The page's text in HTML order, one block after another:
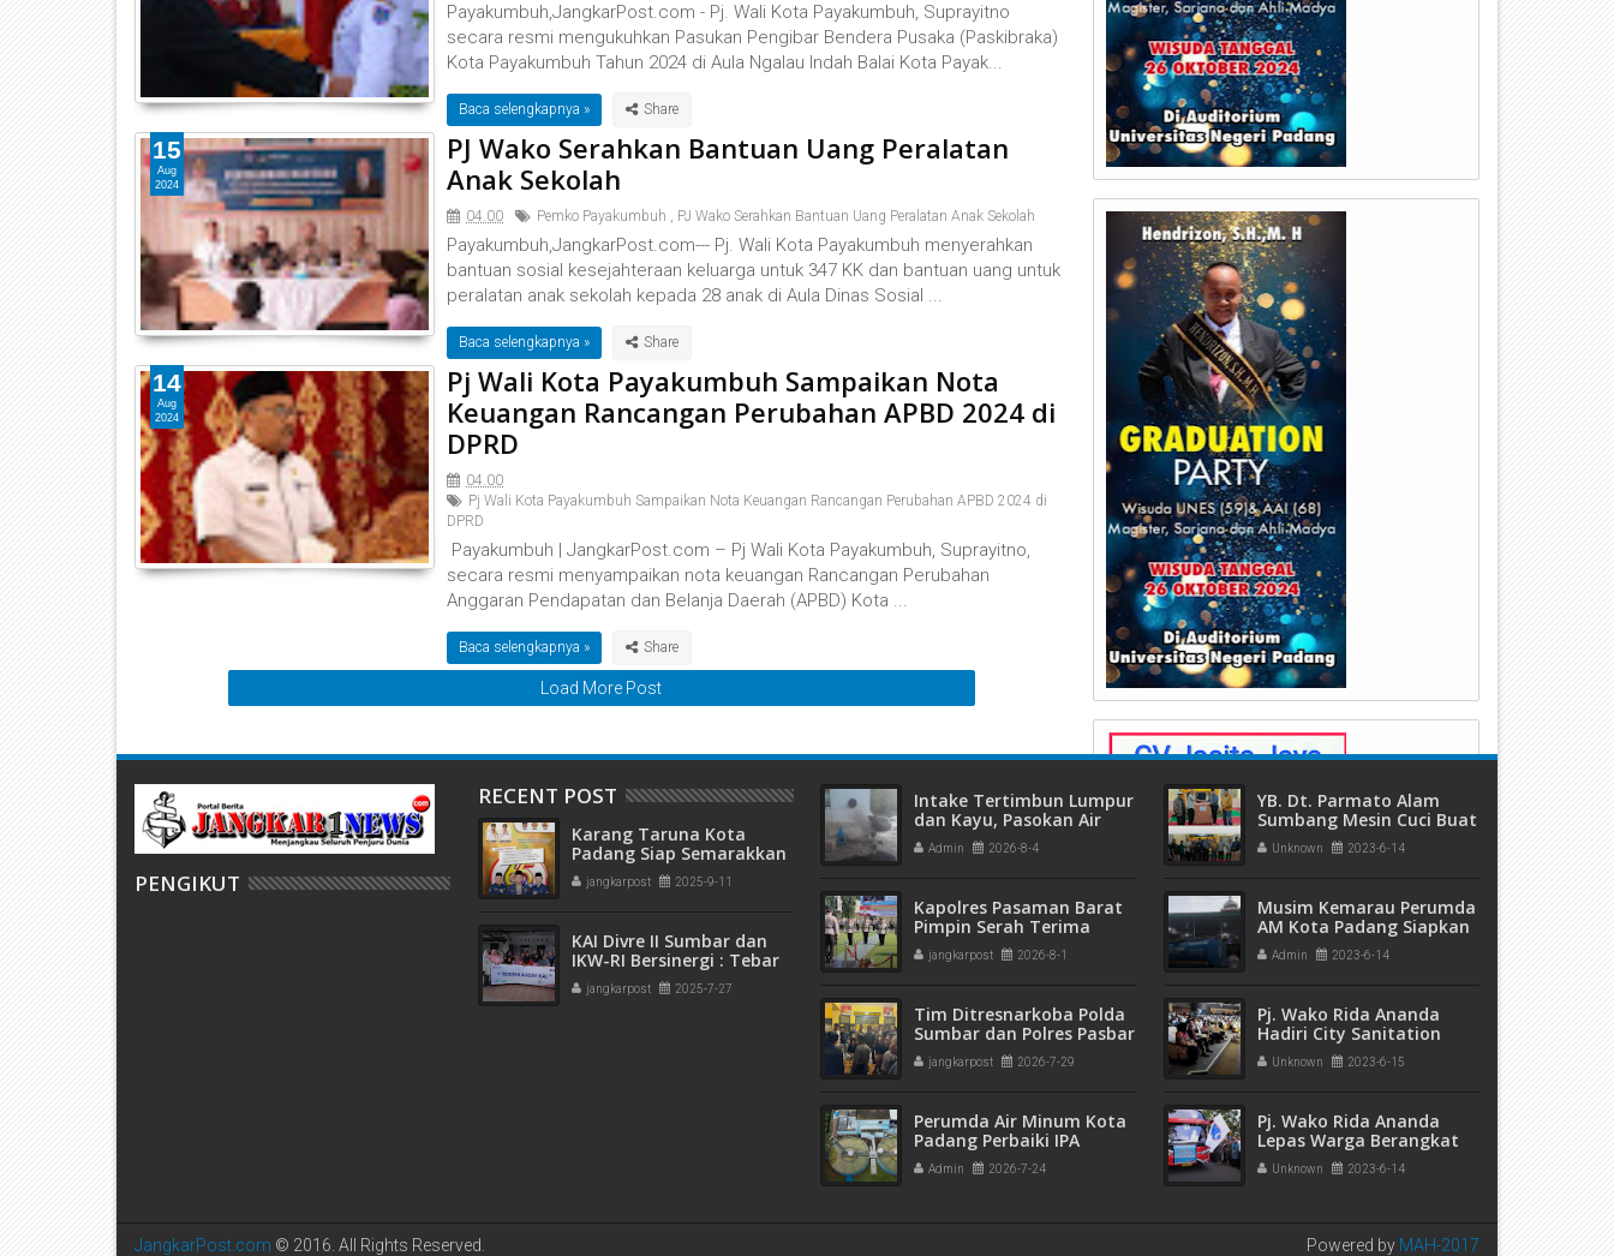
Payakumbuh,JangkarPost.com - Pj. Wali Kota Payakumbuh, Suprayitno
secara resmi mengukuhkan Pasukan Pengibar Bendera Pusaka (Paskibraka)
Kota Payakumbuh Tahun 2024 di Aula Ngalau Indah Balai Kota Payak...
Baca selengkapnya »
PJ Wako Serahkan Bantuan Uang Peralatan
Anak Sekolah
04.00 Pemko Payakumbuh , PJ Wako Serahkan Bantuan Uang Peralatan Anak Sekolah
Payakumbuh,JangkarPost.com--- Pj. Wali Kota Payakumbuh menyerahkan
bantuan sosial kesejahteraan keluarga untuk 347 KK dan bantuan uang untuk
peralatan anak sekolah kepada 28 anak di Aula Dinas Sosial ...
Baca selengkapnya »
15
Aug
2024
Pj Wali Kota Payakumbuh Sampaikan Nota
Keuangan Rancangan Perubahan APBD 2024 di
DPRD
04.00
Pj Wali Kota Payakumbuh Sampaikan Nota Keuangan Rancangan Perubahan APBD 2024 di
DPRD
Payakumbuh | JangkarPost.com – Pj Wali Kota Payakumbuh, Suprayitno,
secara resmi menyampaikan nota keuangan Rancangan Perubahan
Anggaran Pendapatan dan Belanja Daerah (APBD) Kota ...
Baca selengkapnya »
14
Aug
2024
Load More Post
PENGIKUT
RECENT POST
Karang Taruna Kota
Padang Siap Semarakkan
HUT ke-65 : Dari
Lapangan Hijau hingga
jangkarpost 2025-9-11
KAI Divre II Sumbar dan
IKW-RI Bersinergi : Tebar
Kepedulian Sosial Untuk
Panti Asuhan
jangkarpost 2025-7-27
Intake Tertimbun Lumpur
dan Kayu, Pasokan Air
Bersih di Kota Padang
Terganggu
Admin 2026-8-4
Kapolres Pasaman Barat
Pimpin Serah Terima
Jabatan PJU Polres dan
Kapolsek Sungai Beremas
jangkarpost 2026-8-1
Tim Ditresnarkoba Polda
Sumbar dan Polres Pasbar
Gagalkan Peredaran
Narkotika, 30 Paket Ganja
jangkarpost 2026-7-29
Perumda Air Minum Kota
Padang Perbaiki IPA
Gunung Pangilun, 25 Ribu
Pelanggan Terdampak
Admin 2026-7-24
YB. Dt. Parmato Alam
Sumbang Mesin Cuci Buat
Mushalla Arruhamak
Balai Kaliki
Unknown 2023-6-14
Musim Kemarau Perumda
AM Kota Padang Siapkan
Mobil Tangki Untuk
Warga
Admin 2023-6-14
Pj. Wako Rida Ananda
Hadiri City Sanitation
Summit (CSS) XXI 2023 Di
Kabupaten Bandung
Unknown 2023-6-15
Pj. Wako Rida Ananda
Lepas Warga Berangkat
Haji Ke Tanah Suci
Unknown 2023-6-14
JangkarPost.com © 2016. All Rights Reserved. Powered by MAH-2017